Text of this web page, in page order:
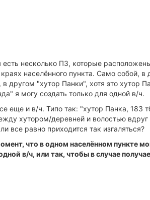
есть несколько ПЗ, которые
населённого пункта. Само собой, в
"хутор Панки", хотя это хутор
я могу создать только для одной в/ч.
еще и в/ч. Типо так: "хутор Панка, 183
хутором/деревней и волостью
все равно приходится так изгаляться?
что в одном населённом пункте
в/ч, или так, чтобы в случае